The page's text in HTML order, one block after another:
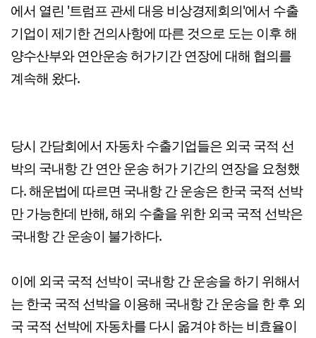
에서 열린 '트럼프 관세 대응 비상경제회의'에서 수출
기업이 제기한 건의사항에 따른 것으로 도는 이후 해
양수산부와 연안운송 허가기간 연장에 대해 협의를
계속해 왔다.
당시 간담회에서 자동차 수출기업들은 외국 국적 선
박의 국내항 간 연안 운송 허가 기간의 연장을 요청했
다. 해운법에 따르면 국내항 간 운송은 한국 국적 선박
만 가능한데 반해, 해외 수출을 위한 외국 국적 선박은
국내항 간 운송이 불가하다.
이에 외국 국적 선박이 국내항 간 운송을 하기 위해서
는 한국 국적 선박을 이용해 국내항 간 운송을 한 후 외
국 국적 선박에 자동차를 다시 옮겨야 하는 비효율이